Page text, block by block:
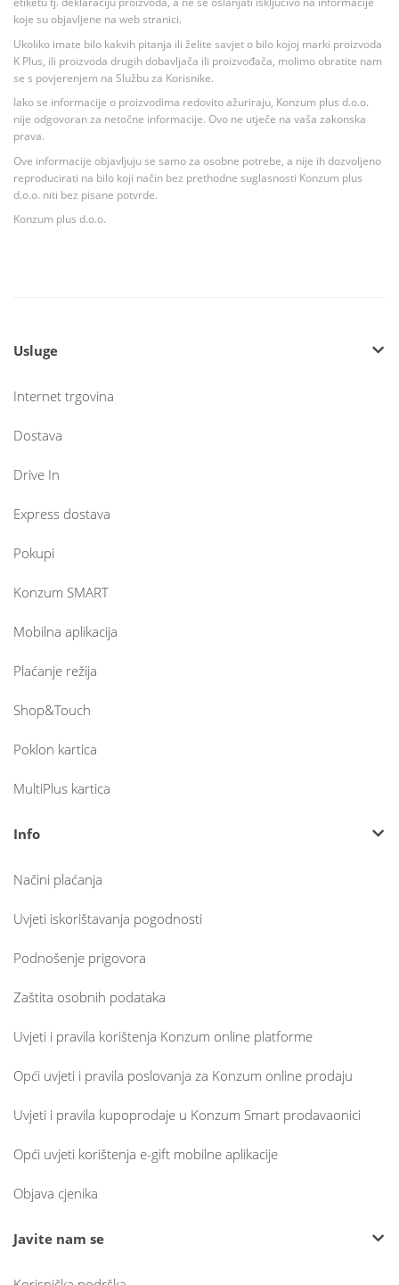
koje su objavljene na web stranici.
Ukoliko imate bilo kakvih pitanja ili želite savjet o bilo kojoj marki proizvoda
K Plus, ili proizvoda drugih dobavljača ili proizvođača, molimo obratite nam
se s povjerenjem na Službu za Korisnike.
Iako se informacije o proizvodima redovito ažuriraju, Konzum plus d.o.o.
nije odgovoran za netočne informacije. Ovo ne utječe na vaša zakonska
prava.
Ove informacije objavljuju se samo za osobne potrebe, a nije ih dozvoljeno
reproducirati na bilo koji način bez prethodne suglasnosti Konzum plus
d.o.o. niti bez pisane potvrde.
Konzum plus d.o.o.
Usluge
Internet trgovina
Dostava
Drive In
Express dostava
Pokupi
Konzum SMART
Mobilna aplikacija
Plaćanje režija
Shop&Touch
Poklon kartica
MultiPlus kartica
Info
Načini plaćanja
Uvjeti iskorištavanja pogodnosti
Podnošenje prigovora
Zaštita osobnih podataka
Uvjeti i pravila korištenja Konzum online platforme
Opći uvjeti i pravila poslovanja za Konzum online prodaju
Uvjeti i pravila kupoprodaje u Konzum Smart prodavaonici
Opći uvjeti korištenja e-gift mobilne aplikacije
Objava cjenika
Javite nam se